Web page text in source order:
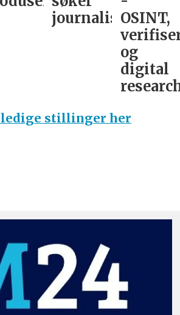
journalistOSINT,
og
digital
ledige stillinger her